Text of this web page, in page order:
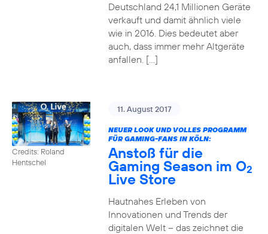
Deutschland 24,1 Millionen Geräte
verkauft und damit ähnlich viele
wie in 2016. Dies bedeutet aber
auch, dass immer mehr Altgeräte
anfallen. […]
Credits: Roland
Hentschel
11. August 2017
NEUER LOOK UND VOLLES PROGRAMM
FÜR GAMING-FANS IN KÖLN:
Anstoß für die
Gaming Season im O2
Live Store
Hautnahes Erleben von
Innovationen und Trends der
digitalen Welt – das zeichnet die